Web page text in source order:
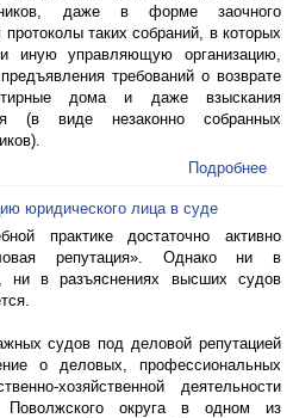
даже в форме заочного
таких собраний, в которых
иную управляющую организацию,
требований о возврате
дома и даже взыскания
(в виде незаконно собранных
Подробнее
юридического лица в суде
практике достаточно активно
репутация». Однако ни в
ни в разъяснениях высших судов
судов под деловой репутацией
о деловых, профессиональных
хозяйственной деятельности
округа в одном из